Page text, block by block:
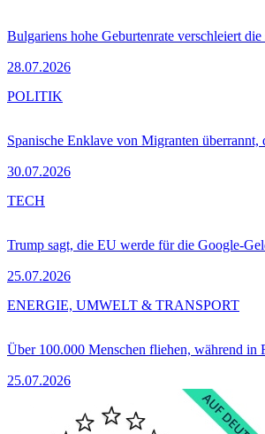
Bulgariens hohe Geburtenrate verschleiert
28.07.2026
Spanische Enklave von Migranten überrannt,
30.07.2026
POLITIK
Trump sagt, die EU werde für die Google-
25.07.2026
TECH
Über 100.000 Menschen fliehen, während in
25.07.2026
ENERGIE, UMWELT & TRANSPORT